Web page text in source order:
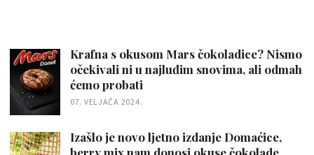
Krafna s okusom Mars čokoladice? Nismo
očekivali ni u najluđim snovima, ali odmah
ćemo probati
07. VELJAČA 2024.
Izašlo je novo ljetno izdanje Domaćice,